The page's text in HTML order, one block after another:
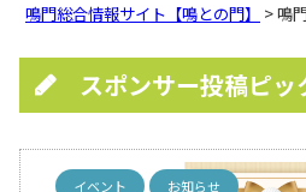
鳴門総合情報サイト【鳴との門】 > 鳴
スポンサー投稿ピッ
イベント お知らせ